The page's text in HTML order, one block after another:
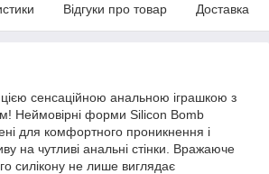
Відгуки про товар Доставка
цією сенсаційною анальною іграшкою з
Неймовірні форми Silicon Bomb
для комфортного проникнення і
на чутливі анальні стінки. Вражаюче
силікону не лише виглядає